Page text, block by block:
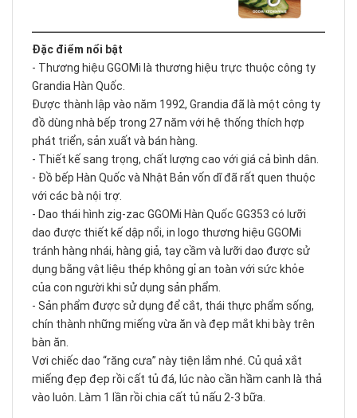
Đặc điểm nổi bật
- Thương hiệu GGOMi là thương hiệu trực thuộc công ty
Grandia Hàn Quốc.
Được thành lập vào năm 1992, Grandia đã là một công ty
đồ dùng nhà bếp trong 27 năm với hệ thống thích hợp
phát triển, sản xuất và bán hàng.
- Thiết kế sang trọng, chất lượng cao với giá cả bình dân.
- Đồ bếp Hàn Quốc và Nhật Bản vốn dĩ đã rất quen thuộc
với các bà nội trợ.
- Dao thái hình zig-zac GGOMi Hàn Quốc GG353 có lưỡi
dao được thiết kế dập nổi, in logo thương hiệu GGOMi
tránh hàng nhái, hàng giả, tay cầm và lưỡi dao được sử
dụng bằng vật liệu thép không gỉ an toàn với sức khỏe
của con người khi sử dụng sản phẩm.
- Sản phẩm được sử dụng để cắt, thái thực phẩm sống,
chín thành những miếng vừa ăn và đẹp mắt khi bày trên
bàn ăn.
Vơi chiếc dao “răng cưa” này tiện lắm nhé. Củ quả xắt
miếng đẹp đẹp rồi cất tủ đá, lúc nào cần hầm canh là thả
vào luôn. Làm 1 lần rồi chia cất tủ nấu 2-3 bữa.